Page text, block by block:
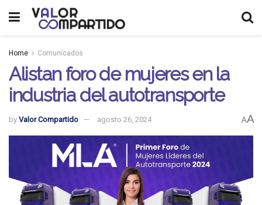
Home Comunicados
Alistan foro de mujeres en la
industria del autotransporte
by Valor Compartido agosto 26, 2024 AA